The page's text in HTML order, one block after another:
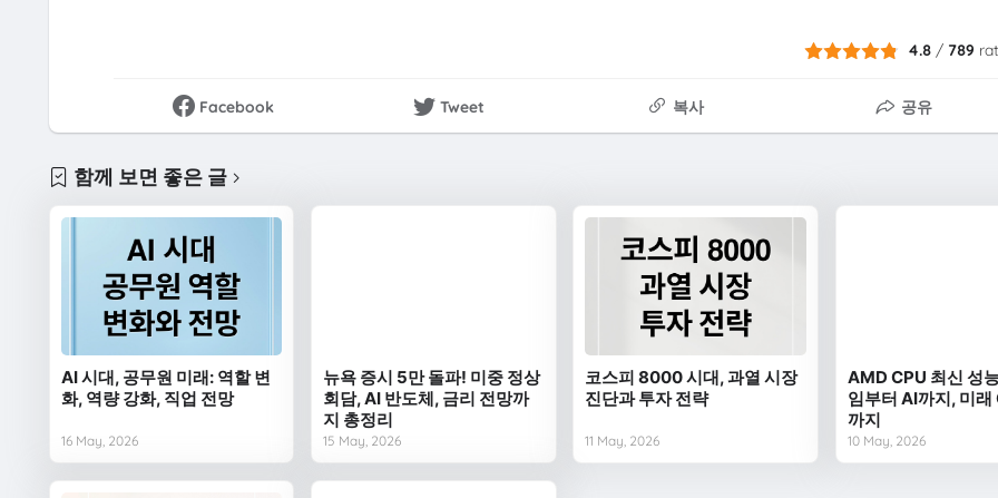
4.8 / 789
Facebook Tweet 복사 공유
함께 보면 좋은 글
AI 시대, 공무원 미래: 역할 변
화, 역량 강화, 직업 전망
16 May, 2026
뉴욕 증시 5만 돌파! 미중 정상
회담, AI 반도체, 금리 전망까
지 총정리
15 May, 2026
코스피 8000 시대, 과열 시장
진단과 투자 전략
11 May, 2026
AMD CPU 최신 성
임부터 AI까지, 미래
까지
10 May, 2026